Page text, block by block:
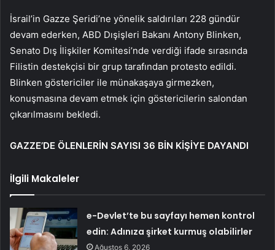
İsrail’in Gazze Şeridi’ne yönelik saldırıları 228 gündür
devam ederken, ABD Dışişleri Bakanı Antony Blinken,
Senato Dış İlişkiler Komitesi’nde verdiği ifade sırasında
Filistin destekçisi bir grup tarafından protesto edildi.
Blinken göstericiler ile münakaşaya girmezken,
konuşmasına devam etmek için göstericilerin salondan
çıkarılmasını bekledi.
GAZZE’DE ÖLENLERİN SAYISI 36 BİN KİŞİYE DAYANDI
İlgili Makaleler
e-Devlet’te bu sayfayı hemen kontrol
edin: Adınıza şirket kurmuş olabilirler
Ağustos 6, 2026